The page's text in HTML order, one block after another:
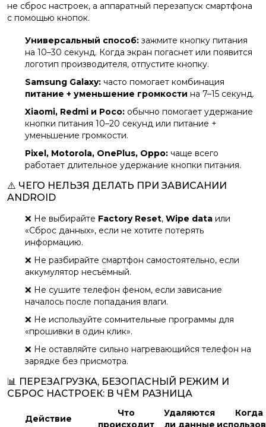
не сброс настроек, а аппаратный перезапуск смартфона
с помощью кнопок.
Универсальный способ: зажмите кнопку питания
на 10–30 секунд. Когда экран погаснет или появится
логотип производителя, отпустите кнопку.
Samsung Galaxy: часто помогает комбинация
питание + уменьшение громкости на 7–15 секунд.
Xiaomi, Redmi и Poco: обычно помогает удержание
кнопки питания 10–20 секунд или питание +
уменьшение громкости.
Pixel, Motorola, OnePlus, Oppo: чаще всего
работает длительное удержание кнопки питания.
⚠️ ЧЕГО НЕЛЬЗЯ ДЕЛАТЬ ПРИ ЗАВИСАНИИ
ANDROID
❌ Не выбирайте Factory Reset, Wipe data или
«Сброс данных», если не хотите потерять
информацию.
❌ Не разбирайте смартфон самостоятельно, если
аккумулятор несъёмный.
❌ Не сушите телефон феном, если зависание
началось после попадания влаги.
❌ Не используйте сомнительные программы для
«прошивки в один клик».
❌ Не оставляйте сильно нагревающийся телефон на
зарядке без присмотра.
📊 ПЕРЕЗАГРУЗКА, БЕЗОПАСНЫЙ РЕЖИМ И
СБРОС НАСТРОЕК: В ЧЁМ РАЗНИЦА
Действие
Что
происходит
Удаляются
ли данные
Когда